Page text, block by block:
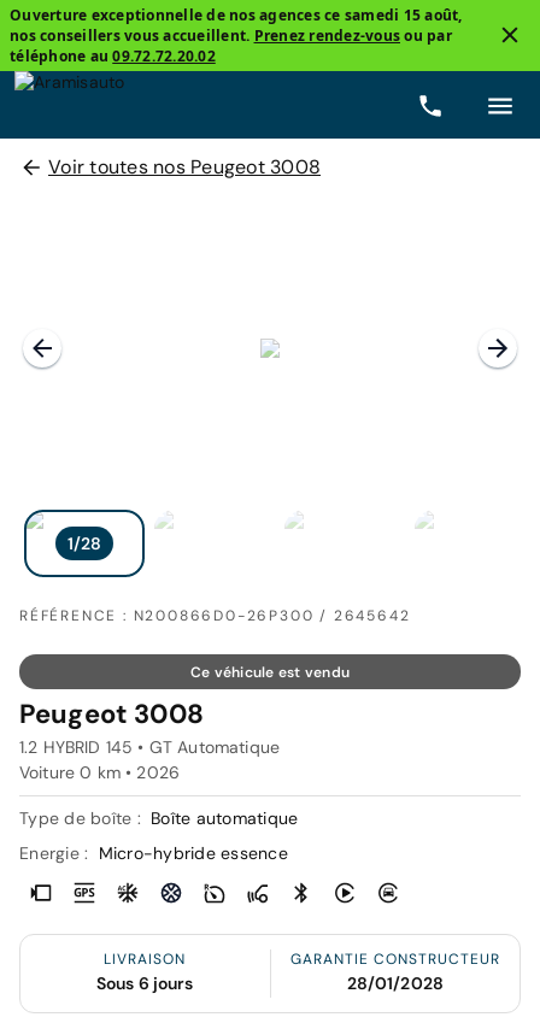
Ouverture exceptionnelle de nos agences ce samedi 15 août,
nos conseillers vous accueillent. Prenez rendez-vousou par
téléphone au09.72.72.20.02
Voir toutes nos Peugeot 3008
RÉFÉRENCE : N200866D0-26P300 / 2645642
Ce véhicule est vendu
Peugeot 3008
1.2 HYBRID 145 • GT Automatique
Voiture 0 km • 2026
Type de boîte : Boîte automatique
Energie :
Micro-hybride essence
LIVRAISON
Sous 6 jours
GARANTIE CONSTRUCTEUR
28/01/2028